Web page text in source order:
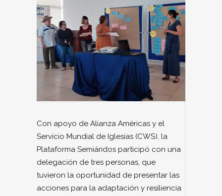
Con apoyo de Alianza Américas y el
Servicio Mundial de Iglesias (CWS), la
Plataforma Semiáridos participó con una
delegación de tres personas, que
tuvieron la oportunidad de presentar las
acciones para la adaptación y resiliencia